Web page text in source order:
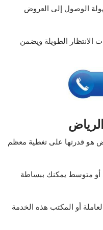
الوصول إلى العروض
الانتظار الطويلة ويضمن
هو قدرتها على تغطية معظم
متوسط يمكنك ببساطة
أو المكتب هذه الخدمة